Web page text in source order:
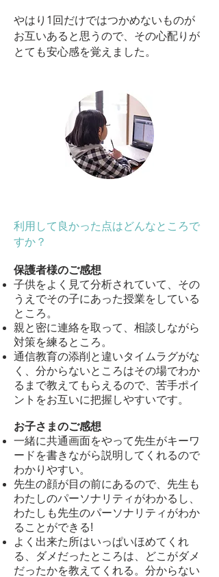
やはり1回だけではつかめないものが
お互いあると思うので、その心配りが
とても安心感を覚えました。
利用して良かった点はどんなところで
すか？
保護者様のご感想
子供をよく見て分析されていて、その
うえでその子にあった授業をしている
ところ。
親と密に連絡を取って、相談しながら
対策を練るところ。
通信教育の添削と違いタイムラグがな
く、分からないところはその場でわか
るまで教えてもらえるので、苦手ポイ
ントをお互いに把握しやすいです。
お子さまのご感想
一緒に共通画面をやって先生がキーワ
ードを書きながら説明してくれるので
わかりやすい。
先生の顔が目の前にあるので、先生も
わたしのパーソナリティがわかるし、
わたしも先生のパーソナリティがわか
ることができる!
よく出来た所はいっぱいほめてくれ
る、ダメだったところは、どこがダメ
だったかを教えてくれる。分からない